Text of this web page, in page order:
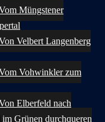
Müngstener
Velbert Langenberg
Vohwinkler zum
Elberfeld nach
Grünen durchqueren